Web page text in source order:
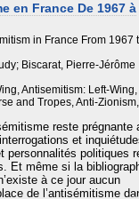
de transmettre à la fois
en savoir plus sur sa
les archives et est
afin de faire revivre
en France De 1967 à
in France From 1967
Biscarat, Pierre-Jérôme
Antisemitism: Left-Wing,
and Tropes, Anti-Zionism,
reste prégnante
et
personnalités politiques
Et même si la
à ce jour aucun
de l’antisémitisme